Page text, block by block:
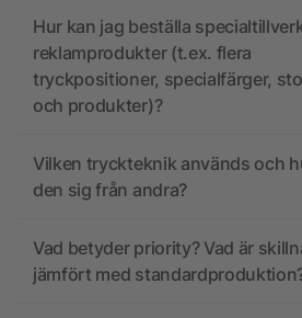
Hur kan jag beställa
reklamprodukter (t.ex. flera
tryckpositioner, specialfärger,
och produkter)?
Vilken tryckteknik används och
den sig från andra?
Vad betyder priority? Vad är
jämfört med